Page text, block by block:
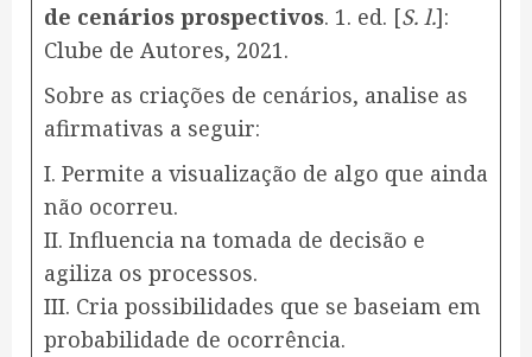
de cenários prospectivos. 1. ed. [S. l.]:
Clube de Autores, 2021.
Sobre as criações de cenários, analise as
afirmativas a seguir:
I. Permite a visualização de algo que ainda
não ocorreu.
II. Influencia na tomada de decisão e
agiliza os processos.
III. Cria possibilidades que se baseiam em
probabilidade de ocorrência.